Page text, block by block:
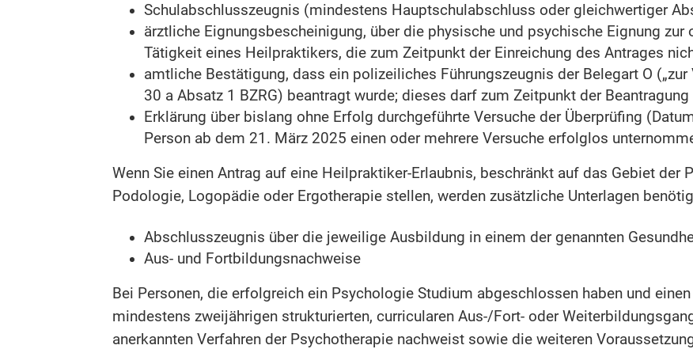
Schulabschlusszeugnis (mindestens Hauptschulabschluss oder gleichwertiger
ärztliche Eignungsbescheinigung, über die physische und psychische Eignung zur
Tätigkeit eines Heilpraktikers, die zum Zeitpunkt der Einreichung des Antrages
amtliche Bestätigung, dass ein polizeiliches Führungszeugnis der Belegart O
30 a Absatz 1 BZRG) beantragt wurde; dieses darf zum Zeitpunkt der
Erklärung über bislang ohne Erfolg durchgeführte Versuche der Überprüfing
Person ab dem 21. März 2025 einen oder mehrere Versuche erfolglos
Wenn Sie einen Antrag auf eine Heilpraktiker-Erlaubnis, beschränkt auf das Gebiet der
Podologie, Logopädie oder Ergotherapie stellen, werden zusätzliche Unterlagen
Abschlusszeugnis über die jeweilige Ausbildung in einem der genannten
Aus- und Fortbildungsnachweise
Bei Personen, die erfolgreich ein Psychologie Studium abgeschlossen haben und
mindestens zweijährigen strukturierten, curricularen Aus-/Fort- oder
anerkannten Verfahren der Psychotherapie nachweist sowie die weiteren